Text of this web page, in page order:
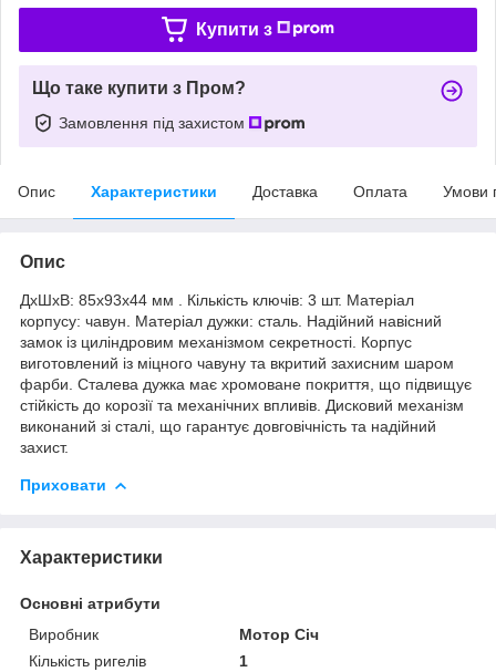
Купити з
Що таке купити з Пром?
Замовлення під захистом
Опис Характеристики Доставка Оплата Умови
Опис
ДхШхВ: 85х93х44 мм . Кількість ключів: 3 шт. Матеріал
корпусу: чавун. Матеріал дужки: сталь. Надійний навісний
замок із циліндровим механізмом секретності. Корпус
виготовлений із міцного чавуну та вкритий захисним шаром
фарби. Сталева дужка має хромоване покриття, що підвищує
стійкість до корозії та механічних впливів. Дисковий механізм
виконаний зі сталі, що гарантує довговічність та надійний
захист.
Приховати
Характеристики
Основні атрибути
Виробник
Мотор Січ
Кількість ригелів
1